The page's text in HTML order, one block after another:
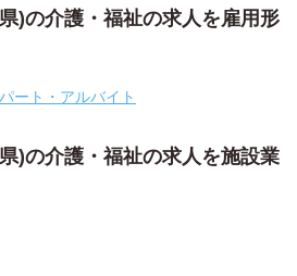
)の介護・福祉の求人を雇用形
ート・アルバイト
)の介護・福祉の求人を施設業